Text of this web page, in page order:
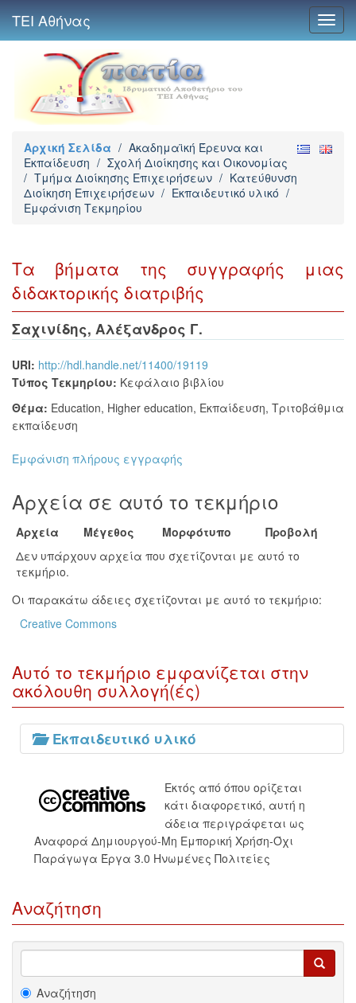
ΤΕΙ Αθήνας
Αρχική Σελίδα / Ακαδημαϊκή Έρευνα και
Εκπαίδευση / Σχολή Διοίκησης και Οικονομίας
/ Τμήμα Διοίκησης Επιχειρήσεων / Κατεύθυνση
Διοίκηση Επιχειρήσεων / Εκπαιδευτικό υλικό /
Εμφάνιση Τεκμηρίου
Τα βήματα της συγγραφής μιας
διδακτορικής διατριβής
Σαχινίδης, Αλέξανδρος Γ.
URI: http://hdl.handle.net/11400/19119
Τύπος Τεκμηρίου: Κεφάλαιο βιβλίου
Θέμα: Education, Higher education, Εκπαίδευση, Τριτοβάθμια
εκπαίδευση
Εμφάνιση πλήρους εγγραφής
Αρχεία σε αυτό το τεκμήριο
Αρχεία Μέγεθος Μορφότυπο
Προβολή
Δεν υπάρχουν αρχεία που σχετίζονται με αυτό το
τεκμήριο.
Οι παρακάτω άδειες σχετίζονται με αυτό το τεκμήριο:
Creative Commons
Αυτό το τεκμήριο εμφανίζεται στην
ακόλουθη συλλογή(ές)
Εκπαιδευτικό υλικό
Εκτός από όπου ορίζεται
κάτι διαφορετικό, αυτή η
άδεια περιγράφεται ως
Αναφορά Δημιουργού-Μη Εμπορική Χρήση-Όχι
Παράγωγα Έργα 3.0 Ηνωμένες Πολιτείες
Αναζήτηση
Αναζήτηση